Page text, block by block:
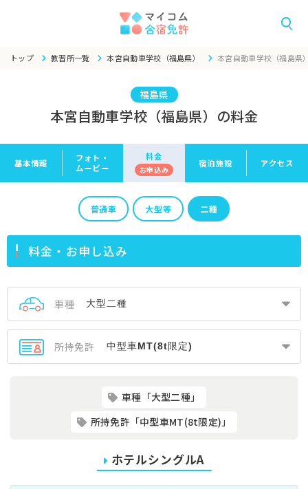
トップ 教習所一覧 本宮自動車学校（福島県） 本宮自動車学校（福島県
福島県
本宮自動車学校（福島県）の料金
基本情報
フォト・
ムービー
料金
お申込み
宿泊施設 アクセス
普通車 大型等 二種
料金・お申し込み
車種
所持免許
車種「大型二種」
所持免許「中型車MT(8t限定)」
ホテルシングルA